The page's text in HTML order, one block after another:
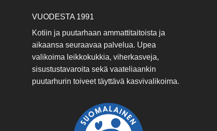
VUODESTA 1991
Kotiin ja puutarhaan ammattitaitoista ja
aikaansa seuraavaa palvelua. Upea
valikoima leikkokukkia, viherkasveja,
sisustustavaroita sekä vaateliaankin
puutarhurin toiveet täyttävä kasvivalikoima.